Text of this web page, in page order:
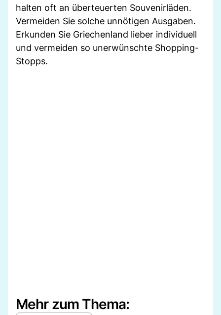
halten oft an überteuerten Souvenirläden.
Vermeiden Sie solche unnötigen Ausgaben.
Erkunden Sie Griechenland lieber individuell
und vermeiden so unerwünschte Shopping-
Stopps.
Mehr zum Thema: